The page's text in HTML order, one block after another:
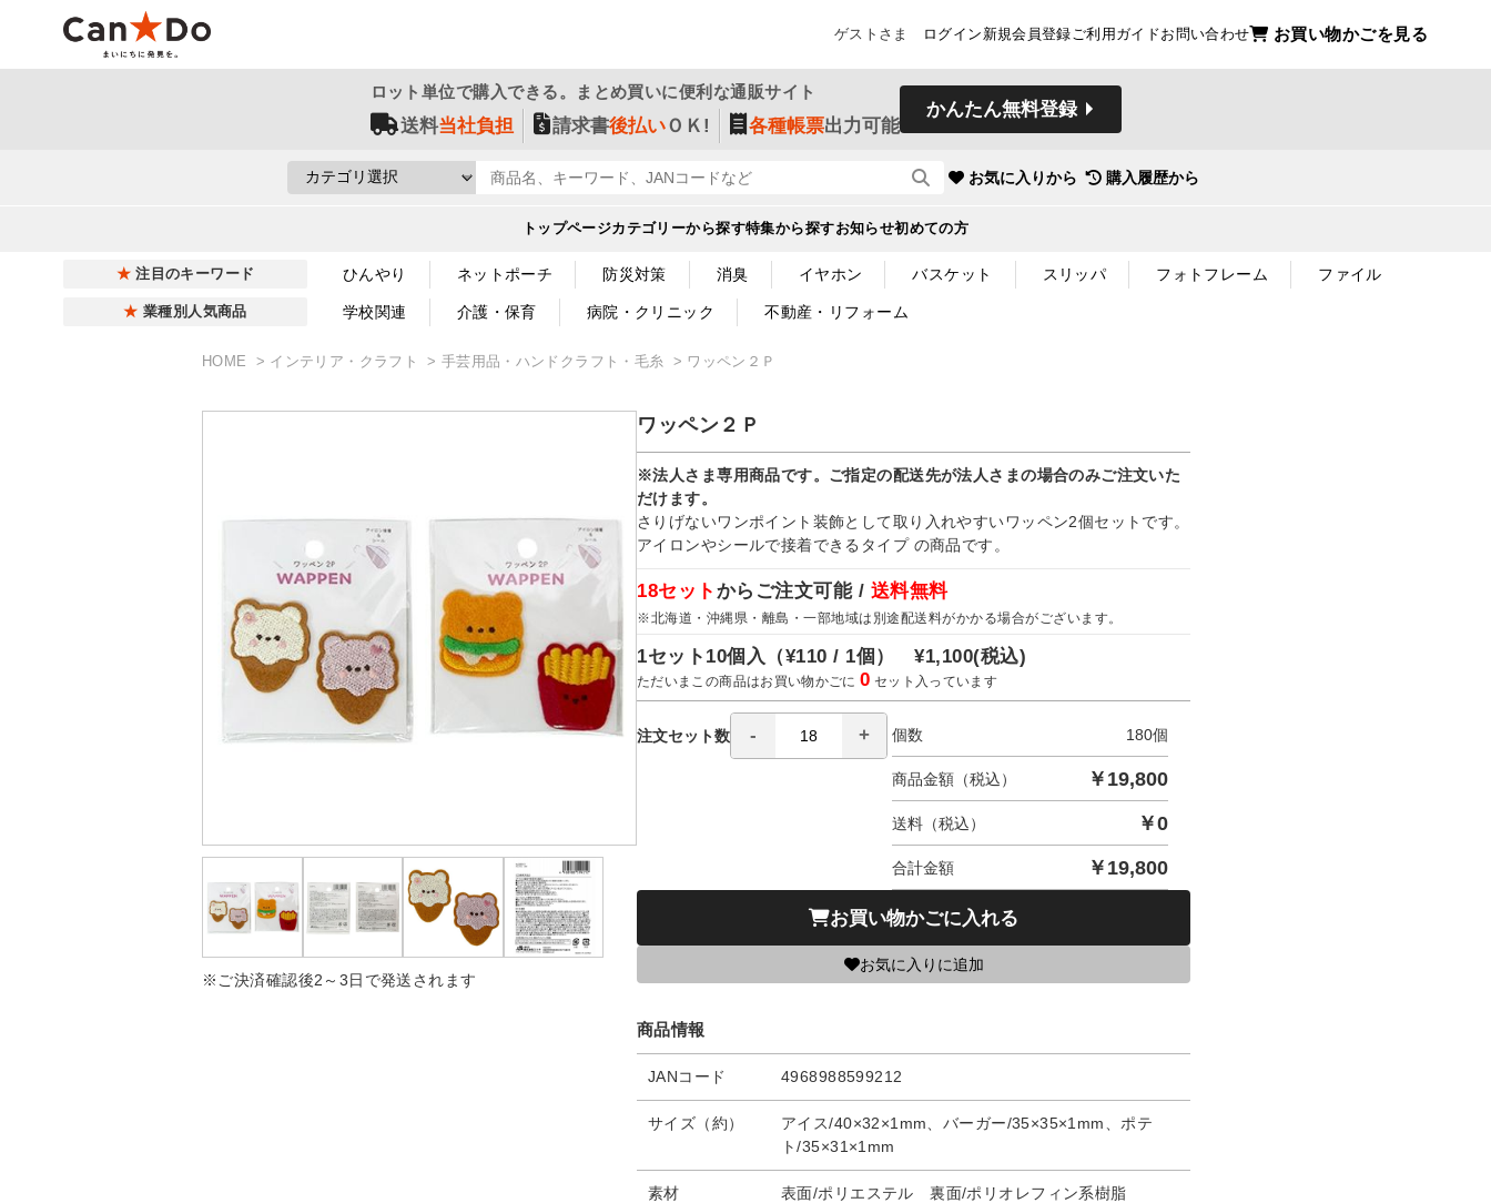
ゲストさま ログイン 新規会員登録ご利用ガイドお問い合わせ お買い物かごを見る
ロット単位で購入できる。まとめ買いに便利な通販サイト
送料当社負担 請求書後払いＯＫ! 各種帳票出力可能
かんたん無料登録
お気に入りから 購入履歴から
トップページカテゴリーから探す特集から探すお知らせ初めての方
注目のキーワード ひんやり ネットポーチ 防災対策 消臭 イヤホン バスケット スリッパ フォトフレーム ファイル
業種別人気商品 学校関連 介護・保育 病院・クリニック 不動産・リフォーム
HOME インテリア・クラフト 手芸用品・ハンドクラフト・毛糸 ワッペン２Ｐ
※ご決済確認後2～3日で発送されます
ワッペン２Ｐ
※法人さま専用商品です。ご指定の配送先が法人さまの場合のみご注文いた
だけます。
さりげないワンポイント装飾として取り入れやすいワッペン2個セットです。
アイロンやシールで接着できるタイプ の商品です。
18セット からご注文可能 / 送料無料
※北海道・沖縄県・離島・一部地域は別途配送料がかかる場合がございます。
1セット10個入（¥110 / 1個）¥1,100(税込)
ただいまこの商品はお買い物かごに0 セット入っています
注文セット数 個数 180個
商品金額（税込） ￥ 19,800
送料（税込） ￥0
合計金額 ￥ 19,800
お買い物かごに入れる
お気に入りに追加
商品情報
JANコード 4968988599212
サイズ（約）
アイス/40×32×1mm、バーガー/35×35×1mm、ポテ
ト/35×31×1mm
素材 表面/ポリエステル 裏面/ポリオレフィン系樹脂